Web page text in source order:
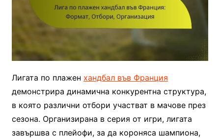
Лигата по плажен хандбал във Франция
демонстрира динамична конкурентна структура,
в която различни отбори участват в мачове през
сезона. Организирана в серия от игри, лигата
завършва с плейофи, за да короняса шампиона,